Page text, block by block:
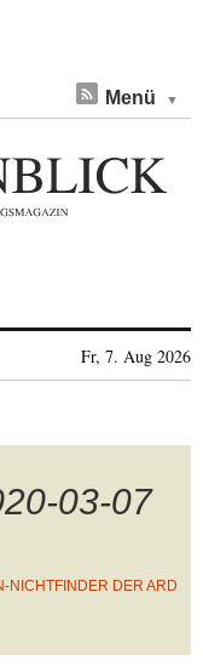
Menü
Fr, 7. Aug 2026
03-07
NICHTFINDER DER ARD